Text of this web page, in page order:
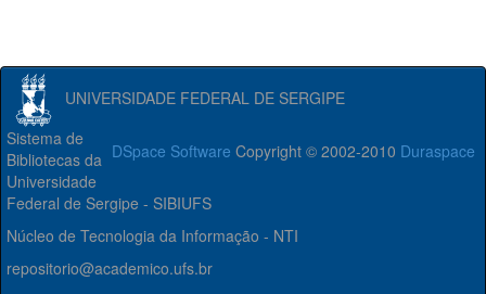
UNIVERSIDADE FEDERAL DE SERGIPE
DSpace Software Copyright © 2002-2010 Duraspace
Sistema de
Bibliotecas da
Universidade
Federal de Sergipe - SIBIUFS
Núcleo de Tecnologia da Informação - NTI
repositorio@academico.ufs.br